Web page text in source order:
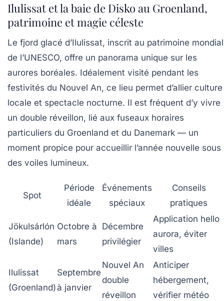
Ilulissat et la baie de Disko au Groenland,
patrimoine et magie céleste
Le fjord glacé d’Ilulissat, inscrit au patrimoine mondial
de l’UNESCO, offre un panorama unique sur les
aurores boréales. Idéalement visité pendant les
festivités du Nouvel An, ce lieu permet d’allier culture
locale et spectacle nocturne. Il est fréquent d’y vivre
un double réveillon, lié aux fuseaux horaires
particuliers du Groenland et du Danemark — un
moment propice pour accueillir l’année nouvelle sous
des voiles lumineux.
Spot
Période
idéale
Événements
spéciaux
Conseils
pratiques
Jökulsárlón
(Islande)
Octobre à
mars
Décembre
privilégier
Application hello
aurora, éviter
villes
Ilulissat
(Groenland)
Septembre
à janvier
Nouvel An
double
réveillon
Anticiper
hébergement,
vérifier météo